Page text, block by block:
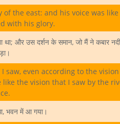
the east: and his voice was like
with his glory.
और उस दर्शन के समान, जो मैं ने कबार
saw, even according to the vision
the vision that I saw by the
भवन में आ गया।